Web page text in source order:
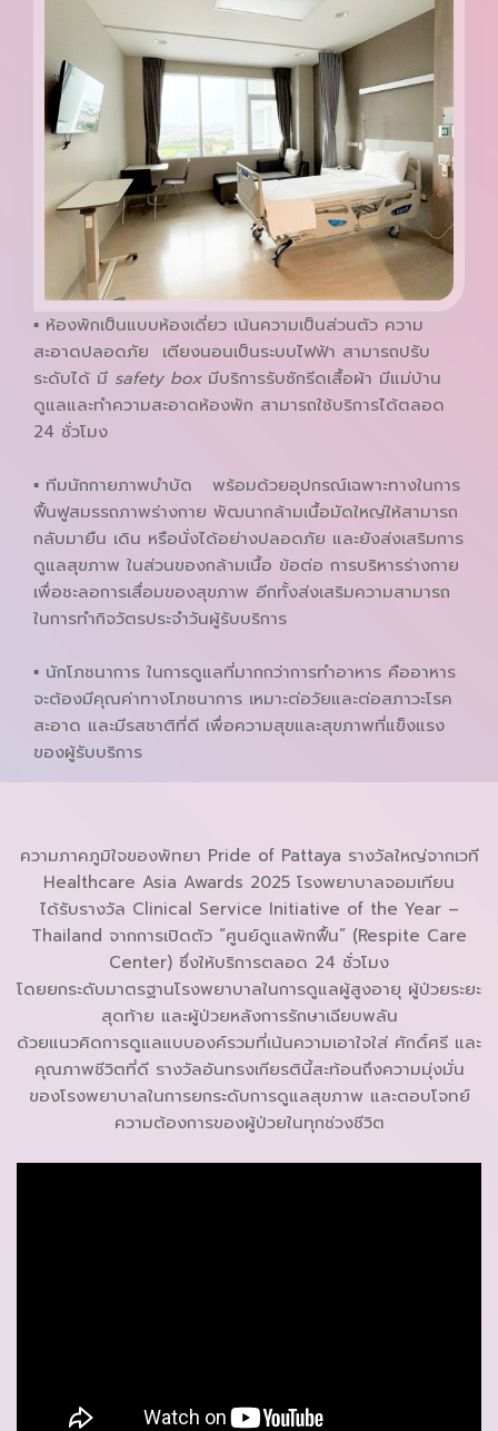
▪ ห้องพักเป็นแบบห้องเดี่ยว เน้นความเป็นส่วนตัว ความ
สะอาดปลอดภัย เตียงนอนเป็นระบบไฟฟ้า สามารถปรับ
ระดับได้ มี safety boxมีบริการรับซักรีดเสื้อผ้า มีแม่บ้าน
ดูแลและทำความสะอาดห้องพัก สามารถใช้บริการได้ตลอด
24 ชั่วโมง
▪ ทีมนักกายภาพบำบัด พร้อมด้วยอุปกรณ์เฉพาะทางในการ
ฟื้นฟูสมรรถภาพร่างกาย พัฒนากล้ามเนื้อมัดใหญ่ให้สามารถ
กลับมายืน เดิน หรือนั่งได้อย่างปลอดภัย และยังส่งเสริมการ
ดูแลสุขภาพ ในส่วนของกล้ามเนื้อ ข้อต่อ การบริหารร่างกาย
เพื่อชะลอการเสื่อมของสุขภาพ อีกทั้งส่งเสริมความสามารถ
ในการทำกิจวัตรประจำวันผู้รับบริการ
▪ นักโภชนาการ ในการดูแลที่มากกว่าการทำอาหาร คืออาหาร
จะต้องมีคุณค่าทางโภชนาการ เหมาะต่อวัยและต่อสภาวะโรค
สะอาด และมีรสชาติที่ดี เพื่อความสุขและสุขภาพที่แข็งแรง
ของผู้รับบริการ
ความภาคภูมิใจของพัทยา Pride of Pattaya รางวัลใหญ่จากเวที
Healthcare Asia Awards 2025 โรงพยาบาลจอมเทียน
ได้รับรางวัล Clinical Service Initiative of the Year –
Thailand จากการเปิดตัว “ศูนย์ดูแลพักฟื้น” (Respite Care
Center) ซึ่งให้บริการตลอด 24 ชั่วโมง
โดยยกระดับมาตรฐานโรงพยาบาลในการดูแลผู้สูงอายุ ผู้ป่วยระยะ
สุดท้าย และผู้ป่วยหลังการรักษาเฉียบพลัน
ด้วยแนวคิดการดูแลแบบองค์รวมที่เน้นความเอาใจใส่ ศักดิ์ศรี และ
คุณภาพชีวิตที่ดี รางวัลอันทรงเกียรตินี้สะท้อนถึงความมุ่งมั่น
ของโรงพยาบาลในการยกระดับการดูแลสุขภาพ และตอบโจทย์
ความต้องการของผู้ป่วยในทุกช่วงชีวิต